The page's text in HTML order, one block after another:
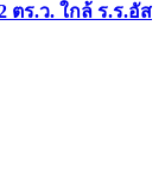
ร.ว. ใกล้ ร.ร.อัส